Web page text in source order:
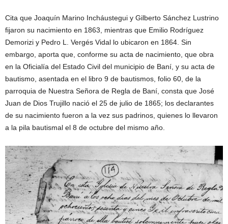
Cita que Joaquín Marino Incháustegui y Gilberto Sánchez Lustrino
fijaron su nacimiento en 1863, mientras que Emilio Rodríguez
Demorizi y Pedro L. Vergés Vidal lo ubicaron en 1864. Sin
embargo, aporta que, conforme su acta de nacimiento, que obra
en la Oficialía del Estado Civil del municipio de Baní, y su acta de
bautismo, asentada en el libro 9 de bautismos, folio 60, de la
parroquia de Nuestra Señora de Regla de Baní, consta que José
Juan de Dios Trujillo nació el 25 de julio de 1865; los declarantes
de su nacimiento fueron a la vez sus padrinos, quienes lo llevaron
a la pila bautismal el 8 de octubre del mismo año.